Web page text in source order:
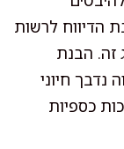
הדיווח לרשות
זה. הבנת
נדבך חיוני
כספיות